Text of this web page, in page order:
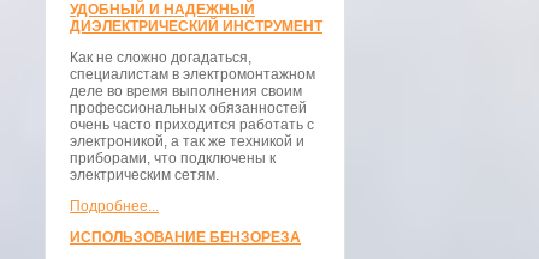
УДОБНЫЙ И НАДЕЖНЫЙ
ДИЭЛЕКТРИЧЕСКИЙ ИНСТРУМЕНТ
Как не сложно догадаться,
специалистам в электромонтажном
деле во время выполнения своим
профессиональных обязанностей
очень часто приходится работать с
электроникой, а так же техникой и
приборами, что подключены к
электрическим сетям.
Подробнее...
ИСПОЛЬЗОВАНИЕ БЕНЗОРЕЗА